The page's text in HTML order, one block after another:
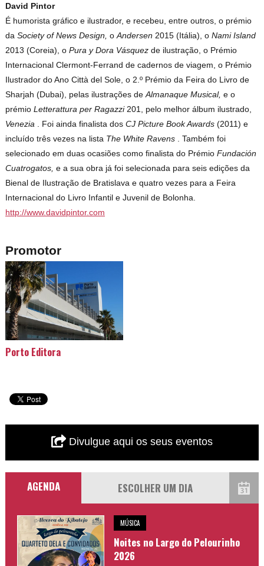
David Pintor
É humorista gráfico e ilustrador, e recebeu, entre outros, o prémio
daSociety of News Design,oAndersen2015 (Itália), oNami Island
2013 (Coreia), oPura y Dora Vásquezde ilustração, o Prémio
Internacional Clermont-Ferrand de cadernos de viagem, o Prémio
Ilustrador do Ano Città del Sole, o 2.º Prémio da Feira do Livro de
Sharjah (Dubai), pelas ilustrações deAlmanaque Musical,e o
prémioLetterattura per Ragazzi201, pelo melhor álbum ilustrado,
Venezia . Foi ainda finalista dosCJ Picture Book Awards(2011) e
incluído três vezes na lista The White Ravens . Também foi
selecionado em duas ocasiões como finalista do PrémioFundación
Cuatrogatos,e a sua obra já foi selecionada para seis edições da
Bienal de Ilustração de Bratislava e quatro vezes para a Feira
Internacional do Livro Infantil e Juvenil de Bolonha.
http://www.davidpintor.com
Promotor
Porto Editora
Divulgue aqui os seus eventos
AGENDA
MÚSICA
Noites no Largo do Pelourinho
2026